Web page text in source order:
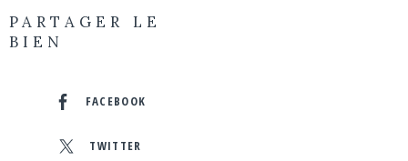
PARTAGER LE
BIEN
FACEBOOK
TWITTER